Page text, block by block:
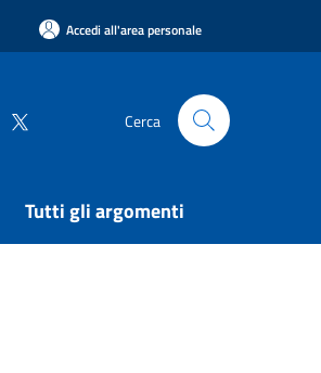
Accedi all'area personale
Cerca
Tutti gli argomenti